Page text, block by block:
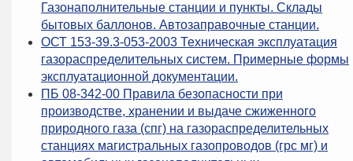
Газонаполнительные станции и пункты. Склады
бытовых баллонов. Автозаправочные станции.
ОСТ 153-39.3-053-2003 Техническая эксплуатация
газораспределительных систем. Примерные формы
эксплуатационной документации.
ПБ 08-342-00 Правила безопасности при
производстве, хранении и выдаче сжиженного
природного газа (спг) на газораспределительных
станциях магистральных газопроводов (грс мг) и